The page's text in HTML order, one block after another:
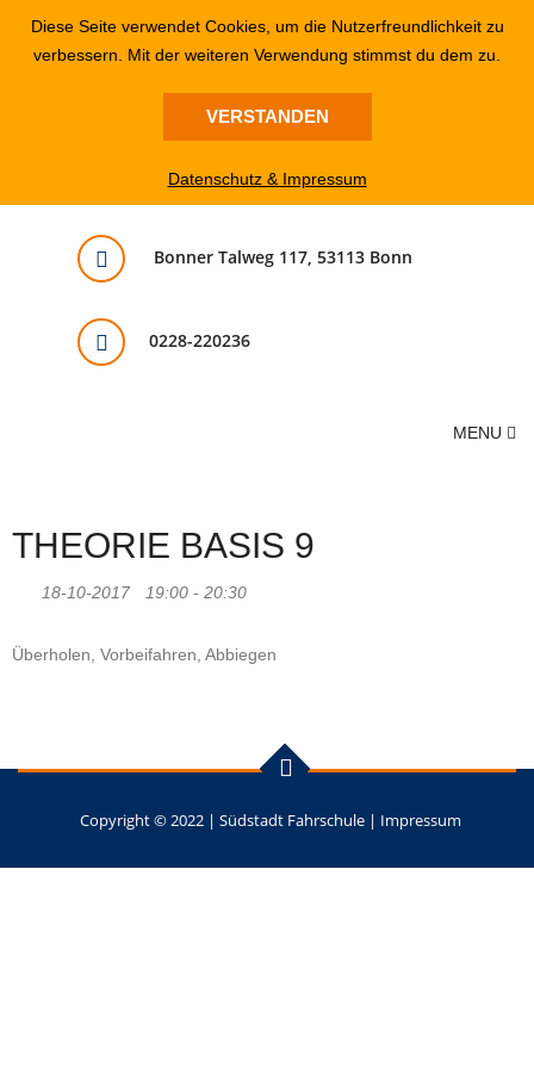
Bonner Talweg 117, 53113 Bonn
0228-220236
MENU
THEORIE BASIS 9
18-10-2017 19:00 - 20:30
Überholen, Vorbeifahren, Abbiegen
Copyright © 2022 | Südstadt Fahrschule | Impressum
Diese Seite verwendet Cookies, um die Nutzerfreundlichkeit zu
verbessern. Mit der weiteren Verwendung stimmst du dem zu.
VERSTANDEN
Datenschutz & Impressum